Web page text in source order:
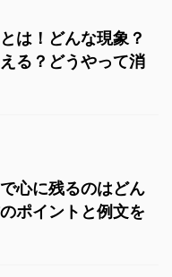
は！どんな現象？
る？どうやって消
心に残るのはどん
ポイントと例文を